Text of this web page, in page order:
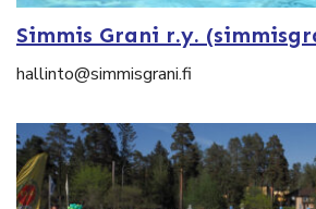
Simmis Grani r.y.
hallinto@simmisgrani.fi